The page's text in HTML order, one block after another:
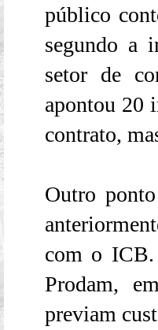
público
segundo a
setor de
apontou 20
contrato,
Outro
com o ICB.
Prodam,
previam